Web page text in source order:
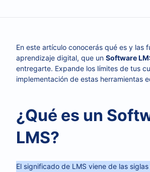
En este artículo conocerás qué es y las
aprendizaje digital, que un Software
entregarte. Expande los límites de tus
implementación de estas herramientas
¿Qué es un
LMS?
El significado de LMS viene de las